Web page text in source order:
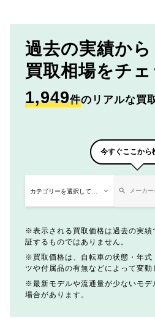
過去の実績から
買取相場をチェ
1,949件のリアルな買
今すぐここから
表示される買取価格は過去の実
証するものではありません。
買取価格は、自転車の状態・年
ツや付属品の有無などによって変動
最新モデルや流通量が少ないモ
場合があります。